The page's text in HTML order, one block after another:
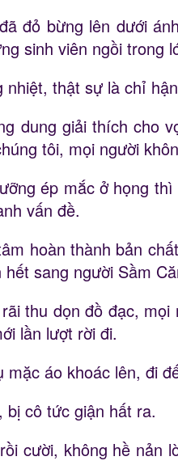
đỏ bừng lên dưới
sinh viên ngồi trong
thật sự là chỉ
dung giải thích cho
tôi, mọi người
ép mắc ở họng
vấn đề.
hoàn thành bản
sang người Sầm
thu dọn đồ đạc,
lần lượt rời đi.
áo khoác lên, đi
bị cô tức giận hất ra.
cười, không hề